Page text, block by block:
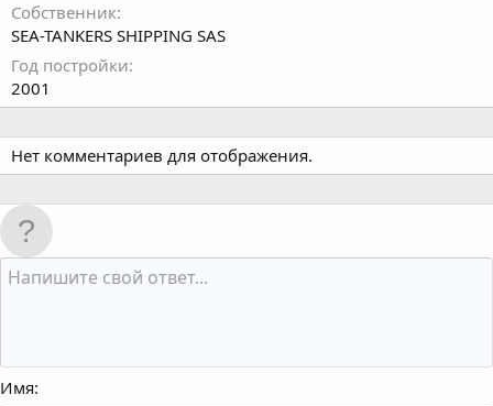
Собственник
SEA-TANKERS SHIPPING SAS
Год постройки
2001
Нет комментариев для отображения.
Имя